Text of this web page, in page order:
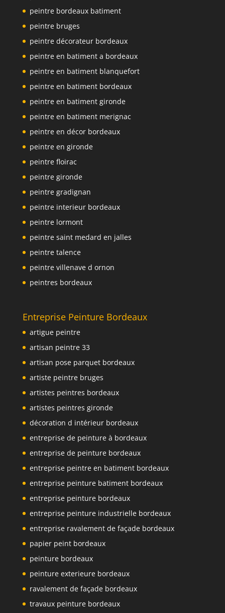
peintre bordeaux batiment
peintre bruges
peintre décorateur bordeaux
peintre en batiment a bordeaux
peintre en batiment blanquefort
peintre en batiment bordeaux
peintre en batiment gironde
peintre en batiment merignac
peintre en décor bordeaux
peintre en gironde
peintre floirac
peintre gironde
peintre gradignan
peintre interieur bordeaux
peintre lormont
peintre saint medard en jalles
peintre talence
peintre villenave d ornon
peintres bordeaux
Entreprise Peinture Bordeaux
artigue peintre
artisan peintre 33
artisan pose parquet bordeaux
artiste peintre bruges
artistes peintres bordeaux
artistes peintres gironde
décoration d intérieur bordeaux
entreprise de peinture à bordeaux
entreprise de peinture bordeaux
entreprise peintre en batiment bordeaux
entreprise peinture batiment bordeaux
entreprise peinture bordeaux
entreprise peinture industrielle bordeaux
entreprise ravalement de façade bordeaux
papier peint bordeaux
peinture bordeaux
peinture exterieure bordeaux
ravalement de façade bordeaux
travaux peinture bordeaux